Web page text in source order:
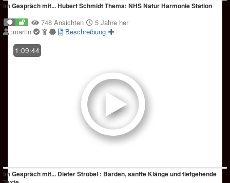
Im Gespräch mit... Hubert Schmidt Thema: NHS Natur Harmonie Station
748 Ansichten
5 Jahre her
:martin
Beschreibung
1:09:44
Im Gespräch mit... Dieter Strobel : Barden, sanfte Klänge und tiefgehende